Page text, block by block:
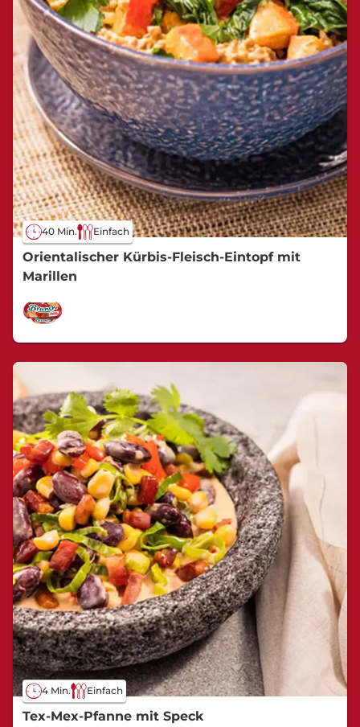
40 Min. Einfach
Orientalischer Kürbis-Fleisch-Eintopf mit
Marillen
4 Min. Einfach
Tex-Mex-Pfanne mit Speck